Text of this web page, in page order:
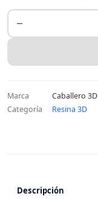
−
Marca
Caballero 3D
Categoría
Resina 3D
Descripción